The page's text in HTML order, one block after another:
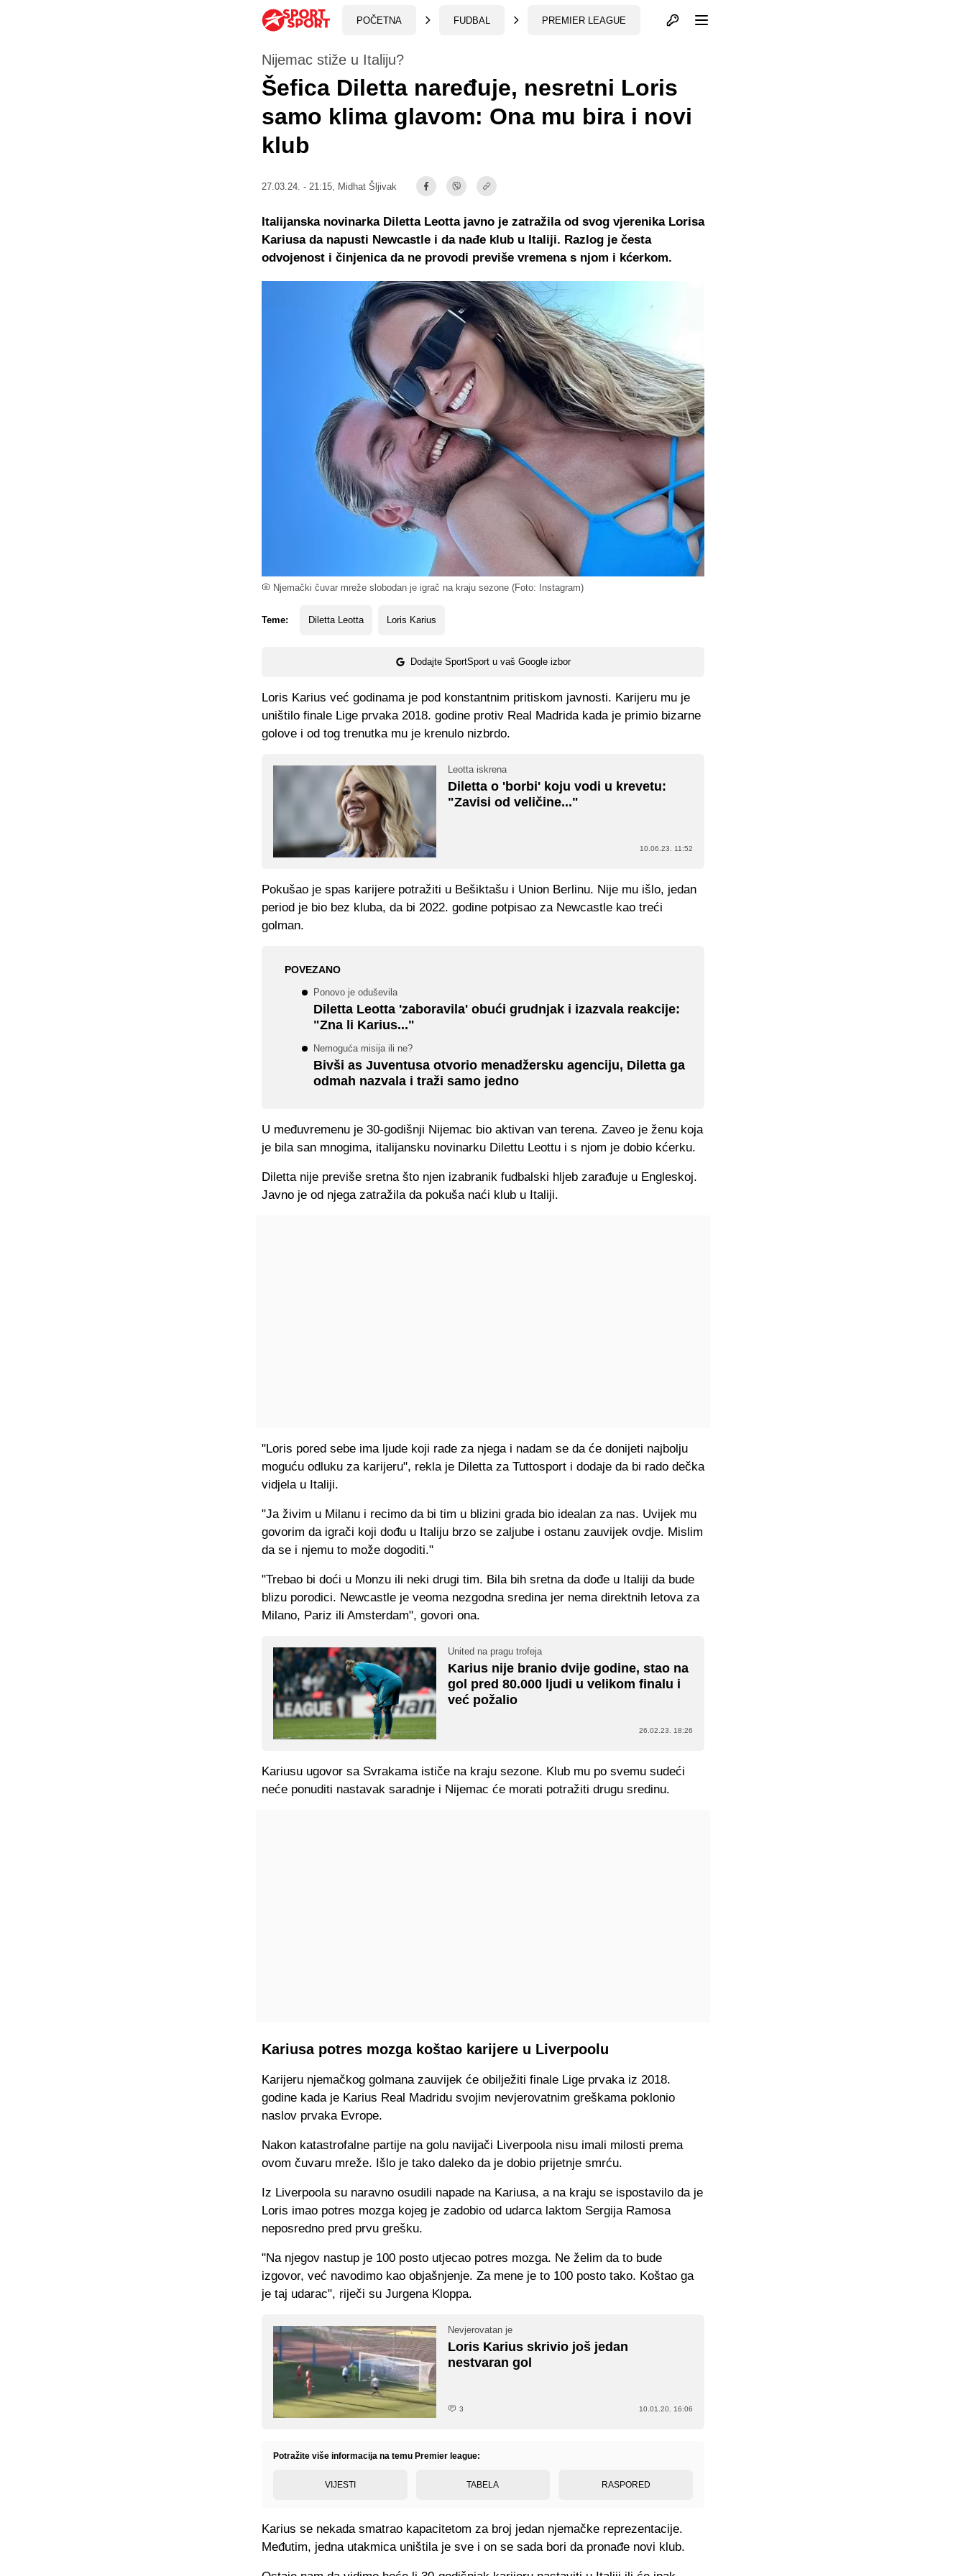
POČETNA FUDBAL PREMIER LEAGUE Otvori profil
Njemački čuvar mreže slobodan je igrač na kraju sezone (Foto: Instagram)
Nijemac stiže u Italiju?
Šefica Diletta naređuje, nesretni Loris
samo klima glavom: Ona mu bira i novi
klub
27.03.24. - 21:15, Midhat Šljivak
Teme: Diletta Leotta Loris Karius
Dodajte SportSport u vaš Google izbor
Italijanska novinarka Diletta Leotta javno je zatražila od svog vjerenika Lorisa
Kariusa da napusti Newcastle i da nađe klub u Italiji. Razlog je česta
odvojenost i činjenica da ne provodi previše vremena s njom i kćerkom.
Loris Karius već godinama je pod konstantnim pritiskom javnosti. Karijeru mu je
uništilo finale Lige prvaka 2018. godine protiv Real Madrida kada je primio bizarne
golove i od tog trenutka mu je krenulo nizbrdo.
Leotta iskrena
Diletta o 'borbi' koju vodi u krevetu:
"Zavisi od veličine..."
10.06.23. 11:52
Pokušao je spas karijere potražiti u Bešiktašu i Union Berlinu. Nije mu išlo, jedan
period je bio bez kluba, da bi 2022. godine potpisao za Newcastle kao treći
golman.
POVEZANO
Ponovo je oduševila
Diletta Leotta 'zaboravila' obući grudnjak i izazvala reakcije:
"Zna li Karius..."
Nemoguća misija ili ne?
Bivši as Juventusa otvorio menadžersku agenciju, Diletta ga
odmah nazvala i traži samo jedno
U međuvremenu je 30-godišnji Nijemac bio aktivan van terena. Zaveo je ženu koja
je bila san mnogima, italijansku novinarku Dilettu Leottu i s njom je dobio kćerku.
Diletta nije previše sretna što njen izabranik fudbalski hljeb zarađuje u Engleskoj.
Javno je od njega zatražila da pokuša naći klub u Italiji.
"Loris pored sebe ima ljude koji rade za njega i nadam se da će donijeti najbolju
moguću odluku za karijeru", rekla je Diletta za Tuttosport i dodaje da bi rado dečka
vidjela u Italiji.
"Ja živim u Milanu i recimo da bi tim u blizini grada bio idealan za nas. Uvijek mu
govorim da igrači koji dođu u Italiju brzo se zaljube i ostanu zauvijek ovdje. Mislim
da se i njemu to može dogoditi."
"Trebao bi doći u Monzu ili neki drugi tim. Bila bih sretna da dođe u Italiji da bude
blizu porodici. Newcastle je veoma nezgodna sredina jer nema direktnih letova za
Milano, Pariz ili Amsterdam", govori ona.
United na pragu trofeja
Karius nije branio dvije godine, stao na
gol pred 80.000 ljudi u velikom finalu i
već požalio
26.02.23. 18:26
Kariusu ugovor sa Svrakama ističe na kraju sezone. Klub mu po svemu sudeći
neće ponuditi nastavak saradnje i Nijemac će morati potražiti drugu sredinu.
Kariusa potres mozga koštao karijere u Liverpoolu
Karijeru njemačkog golmana zauvijek će obilježiti finale Lige prvaka iz 2018.
godine kada je Karius Real Madridu svojim nevjerovatnim greškama poklonio
naslov prvaka Evrope.
Nakon katastrofalne partije na golu navijači Liverpoola nisu imali milosti prema
ovom čuvaru mreže. Išlo je tako daleko da je dobio prijetnje smrću.
Iz Liverpoola su naravno osudili napade na Kariusa, a na kraju se ispostavilo da je
Loris imao potres mozga kojeg je zadobio od udarca laktom Sergija Ramosa
neposredno pred prvu grešku.
"Na njegov nastup je 100 posto utjecao potres mozga. Ne želim da to bude
izgovor, već navodimo kao objašnjenje. Za mene je to 100 posto tako. Koštao ga
je taj udarac", riječi su Jurgena Kloppa.
Nevjerovatan je
Loris Karius skrivio još jedan
nestvaran gol
3 10.01.20. 16:06
Potražite više informacija na temu Premier league:
VIJESTI TABELA RASPORED
Karius se nekada smatrao kapacitetom za broj jedan njemačke reprezentacije.
Međutim, jedna utakmica uništila je sve i on se sada bori da pronađe novi klub.